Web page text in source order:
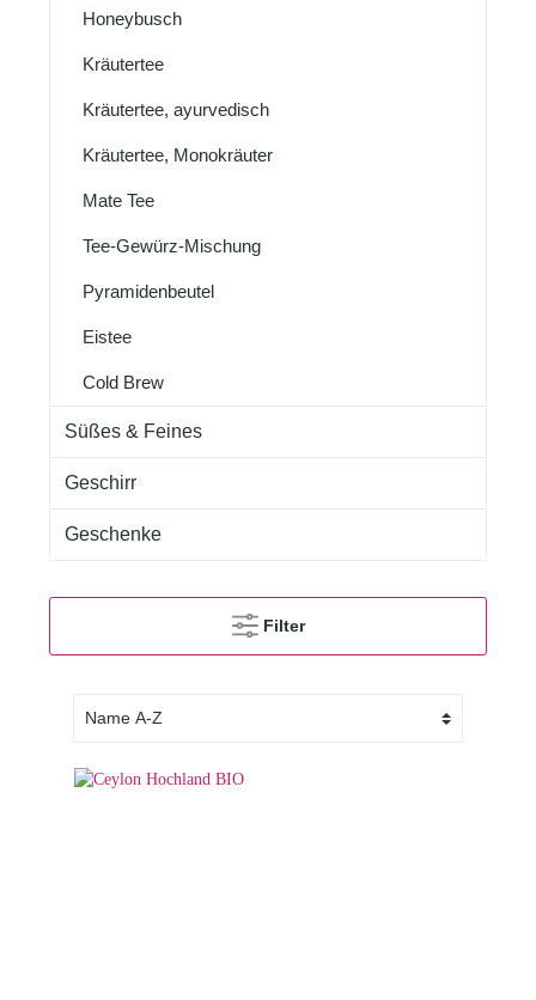
Honeybusch
Kräutertee
Kräutertee, ayurvedisch
Kräutertee, Monokräuter
Mate Tee
Tee-Gewürz-Mischung
Pyramidenbeutel
Eistee
Cold Brew
Süßes & Feines
Geschirr
Geschenke
Filter